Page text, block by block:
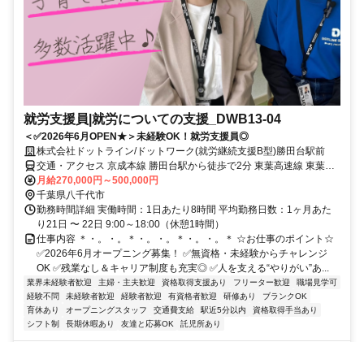
就労支援員|就労についての支援_DWB13-04
＜✅2026年6月OPEN★＞未経験OK！就労支援員◎
株式会社ドットライン/ドットワーク(就労継続支援B型)勝田台駅前
交通・アクセス 京成本線 勝田台駅から徒歩で2分 東葉高速線 東葉勝
田台駅から徒歩で2分 東葉高速線 村上駅から徒歩で22分
月給270,000円～500,000円
千葉県八千代市
勤務時間詳細 実働時間：1日あたり8時間 平均勤務日数：1ヶ月あた
り21日 〜 22日 9:00～18:00（休憩1時間）
仕事内容 ＊・。・。＊・。・。＊・。・。＊ ☆お仕事のポイント☆
✅2026年6月オープニング募集！ ✅無資格・未経験からチャレンジ
OK ✅残業なし＆キャリア制度も充実◎ ✅人を支える“やりがい”あ...
業界未経験者歓迎 主婦・主夫歓迎 資格取得支援あり フリーター歓迎
職場見学可
経験不問
未経験者歓迎 経験者歓迎 有資格者歓迎 研修あり
ブランクOK
育休あり
オープニングスタッフ 交通費支給 駅近5分以内
資格取得手当あり
シフト制
長期休暇あり 友達と応募OK 託児所あり